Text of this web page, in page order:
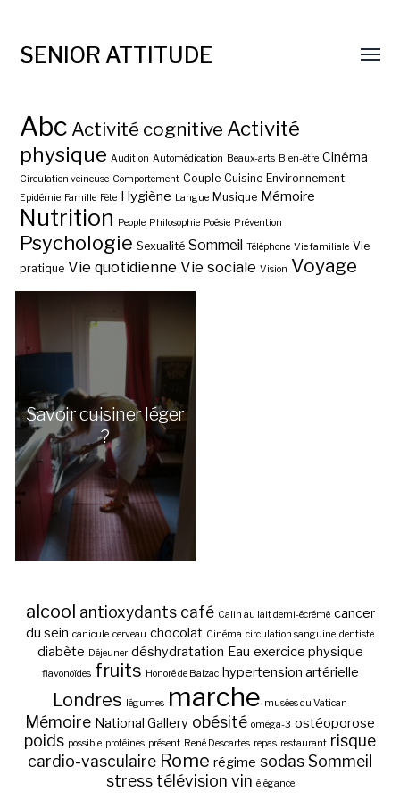
SENIOR ATTITUDE
Abc Activité cognitive Activité
physique Audition Automédication Beaux-arts Bien-être Cinéma
Circulation veineuse Comportement Couple Cuisine Environnement
Epidémie Famille Fête Hygiène Langue Musique Mémoire
Nutrition People Philosophie Poésie Prévention
Psychologie Sexualité Sommeil Téléphone Vie familiale Vie
pratique Vie quotidienne Vie sociale Vision Voyage
Savoir cuisiner léger
?
alcool antioxydants café Calin au lait demi-écrémé cancer
du sein canicule cerveau chocolat Cinéma circulation sanguine dentiste
diabète Déjeuner déshydratation Eau exercice physique
flavonoïdes fruits Honoré de Balzac hypertension artérielle
Londres légumes marche musées du Vatican
Mémoire National Gallery obésité oméga-3 ostéoporose
poids possible protéines présent René Descartes repas restaurant risque
cardio-vasculaire Rome régime sodasSommeil
stress télévision vin élégance